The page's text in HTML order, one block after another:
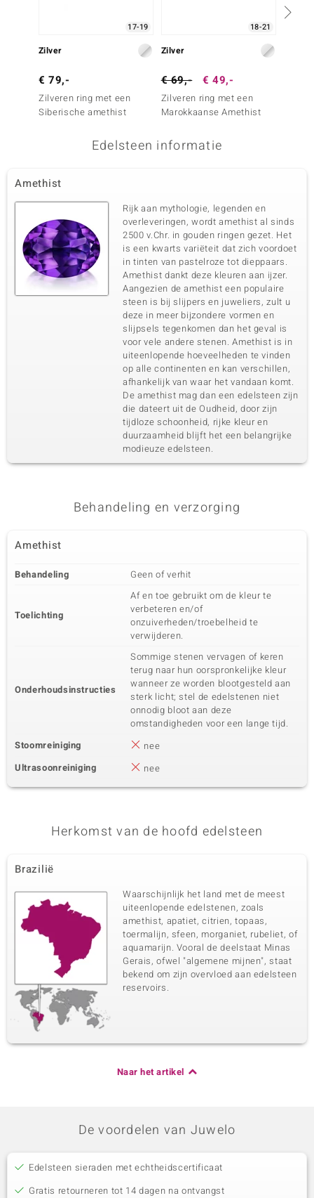
17-19
Zilver
€ 79,-
Zilveren ring met een
Siberische amethist
18-21
Zilver
€ 69,- € 49,-
Zilveren ring met een
Marokkaanse Amethist
Edelsteen informatie
Amethist
Rijk aan mythologie, legenden en
overleveringen, wordt amethist al sinds
2500 v.Chr. in gouden ringen gezet. Het
is een kwarts variëteit dat zich voordoet
in tinten van pastelroze tot dieppaars.
Amethist dankt deze kleuren aan ijzer.
Aangezien de amethist een populaire
steen is bij slijpers en juweliers, zult u
deze in meer bijzondere vormen en
slijpsels tegenkomen dan het geval is
voor vele andere stenen. Amethist is in
uiteenlopende hoeveelheden te vinden
op alle continenten en kan verschillen,
afhankelijk van waar het vandaan komt.
De amethist mag dan een edelsteen zijn
die dateert uit de Oudheid, door zijn
tijdloze schoonheid, rijke kleur en
duurzaamheid blijft het een belangrijke
modieuze edelsteen.
Behandeling en verzorging
Amethist
Behandeling Geen of verhit
Toelichting
Af en toe gebruikt om de kleur te
verbeteren en/of
onzuiverheden/troebelheid te
verwijderen.
Onderhoudsinstructies
Sommige stenen vervagen of keren
terug naar hun oorspronkelijke kleur
wanneer ze worden blootgesteld aan
sterk licht; stel de edelstenen niet
onnodig bloot aan deze
omstandigheden voor een lange tijd.
Stoomreiniging
nee
Ultrasoonreiniging
nee
Herkomst van de hoofd edelsteen
Brazilië
Waarschijnlijk het land met de meest
uiteenlopende edelstenen, zoals
amethist, apatiet, citrien, topaas,
toermalijn, sfeen, morganiet, rubeliet, of
aquamarijn. Vooral de deelstaat Minas
Gerais, ofwel "algemene mijnen", staat
bekend om zijn overvloed aan edelsteen
reservoirs.
Naar het artikel
De voordelen van Juwelo
Edelsteen sieraden met echtheidscertificaat
Gratis retourneren tot 14 dagen na ontvangst